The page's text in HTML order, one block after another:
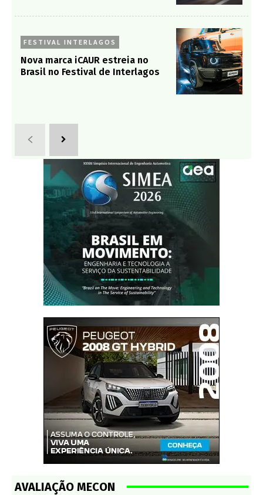
FESTIVAL INTERLAGOS
Nova marca iCAUR estreia no
Brasil no Festival de Interlagos
AVALIAÇÃO MECON